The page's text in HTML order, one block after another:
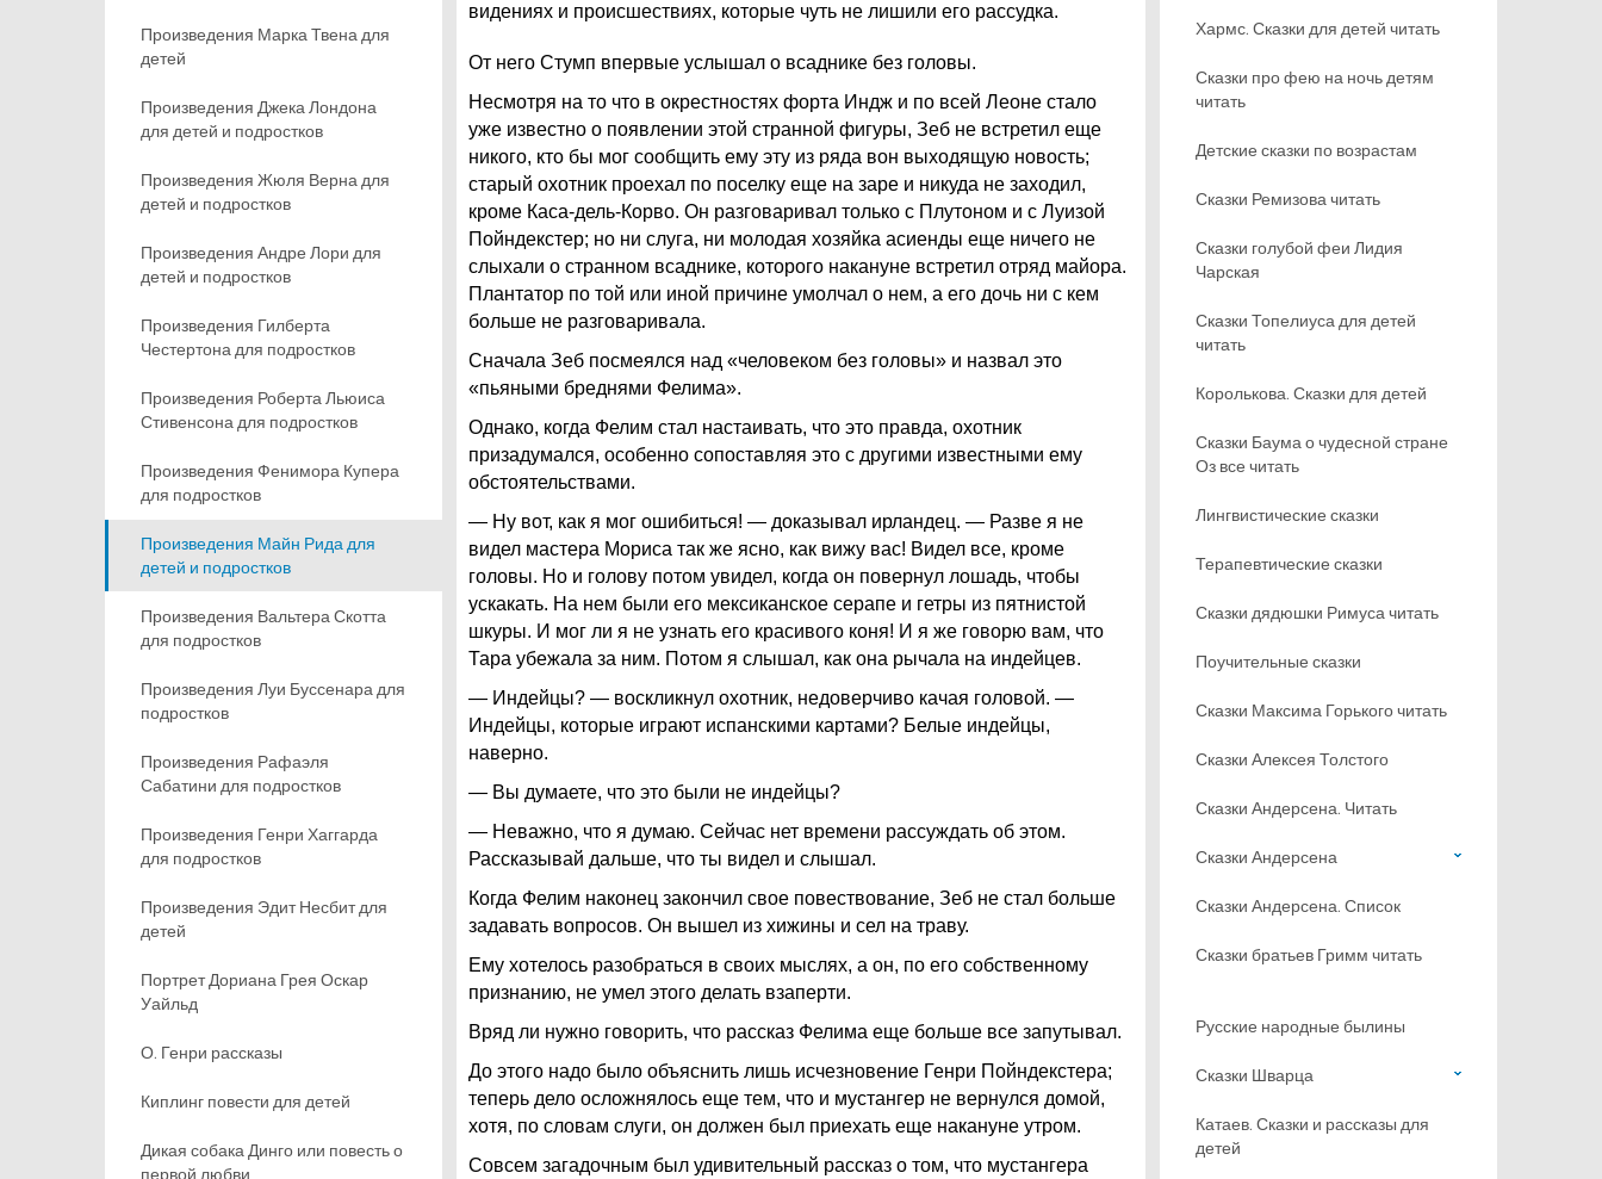
видениях и происшествиях, которые чуть не лишили его рассудка.
От него Стумп впервые услышал о всаднике без головы.
Несмотря на то что в окрестностях форта Индж и по всей Леоне стало
уже известно о появлении этой странной фигуры, Зеб не встретил еще
никого, кто бы мог сообщить ему эту из ряда вон выходящую новость;
старый охотник проехал по поселку еще на заре и никуда не заходил,
кроме Каса-дель-Корво. Он разговаривал только с Плутоном и с Луизой
Пойндекстер; но ни слуга, ни молодая хозяйка асиенды еще ничего не
слыхали о странном всаднике, которого накануне встретил отряд майора.
Плантатор по той или иной причине умолчал о нем, а его дочь ни с кем
больше не разговаривала.
Сначала Зеб посмеялся над «человеком без головы» и назвал это
«пьяными бреднями Фелима».
Однако, когда Фелим стал настаивать, что это правда, охотник
призадумался, особенно сопоставляя это с другими известными ему
обстоятельствами.
— Ну вот, как я мог ошибиться! — доказывал ирландец. — Разве я не
видел мастера Мориса так же ясно, как вижу вас! Видел все, кроме
головы. Но и голову потом увидел, когда он повернул лошадь, чтобы
ускакать. На нем были его мексиканское серапе и гетры из пятнистой
шкуры. И мог ли я не узнать его красивого коня! И я же говорю вам, что
Тара убежала за ним. Потом я слышал, как она рычала на индейцев.
— Индейцы? — воскликнул охотник, недоверчиво качая головой. —
Индейцы, которые играют испанскими картами? Белые индейцы,
наверно.
— Вы думаете, что это были не индейцы?
— Неважно, что я думаю. Сейчас нет времени рассуждать об этом.
Рассказывай дальше, что ты видел и слышал.
Когда Фелим наконец закончил свое повествование, Зеб не стал больше
задавать вопросов. Он вышел из хижины и сел на траву.
Ему хотелось разобраться в своих мыслях, а он, по его собственному
признанию, не умел этого делать взаперти.
Вряд ли нужно говорить, что рассказ Фелима еще больше все запутывал.
До этого надо было объяснить лишь исчезновение Генри Пойндекстера;
теперь дело осложнялось еще тем, что и мустангер не вернулся домой,
хотя, по словам слуги, он должен был приехать еще накануне утром.
Совсем загадочным был удивительный рассказ о том, что мустангера
Произведения Марка Твена для
детей
Произведения Джека Лондона
для детей и подростков
Произведения Жюля Верна для
детей и подростков
Произведения Андре Лори для
детей и подростков
Произведения Гилберта
Честертона для подростков
Произведения Роберта Льюиса
Стивенсона для подростков
Произведения Фенимора Купера
для подростков
Произведения Майн Рида для
детей и подростков
Произведения Вальтера Скотта
для подростков
Произведения Луи Буссенара для
подростков
Произведения Рафаэля
Сабатини для подростков
Произведения Генри Хаггарда
для подростков
Произведения Эдит Несбит для
детей
Портрет Дориана Грея Оскар
Уайльд
О. Генри рассказы
Киплинг повести для детей
Дикая собака Динго или повесть о
первой любви
Хармс. Сказки для детей читать
Сказки про фею на ночь детям
читать
Детские сказки по возрастам
Сказки Ремизова читать
Сказки голубой феи Лидия
Чарская
Сказки Топелиуса для детей
читать
Королькова. Сказки для детей
Сказки Баума о чудесной стране
Оз все читать
Лингвистические сказки
Терапевтические сказки
Сказки дядюшки Римуса читать
Поучительные сказки
Сказки Максима Горького читать
Сказки Алексея Толстого
Сказки Андерсена. Читать
Сказки Андерсена
Сказки Андерсена. Список
Сказки братьев Гримм читать
Русские народные былины
Сказки Шварца
Катаев. Сказки и рассказы для
детей